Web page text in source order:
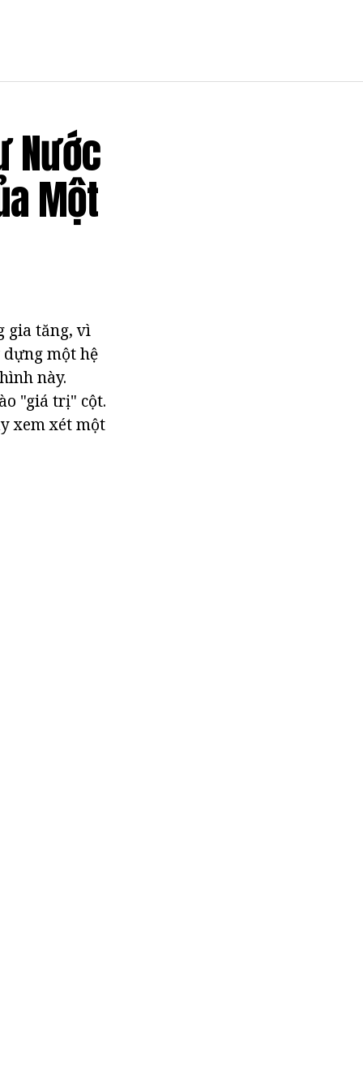
Nước
Một
gia tăng, vì
dựng một hệ
này.
"giá trị" cột.
xem xét một